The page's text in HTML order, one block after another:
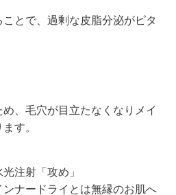
とで、過剰な皮脂分泌がピタ
、毛穴が目立たなくなりメイ
す。
注射「攻め」
ナードライとは無縁のお肌へ